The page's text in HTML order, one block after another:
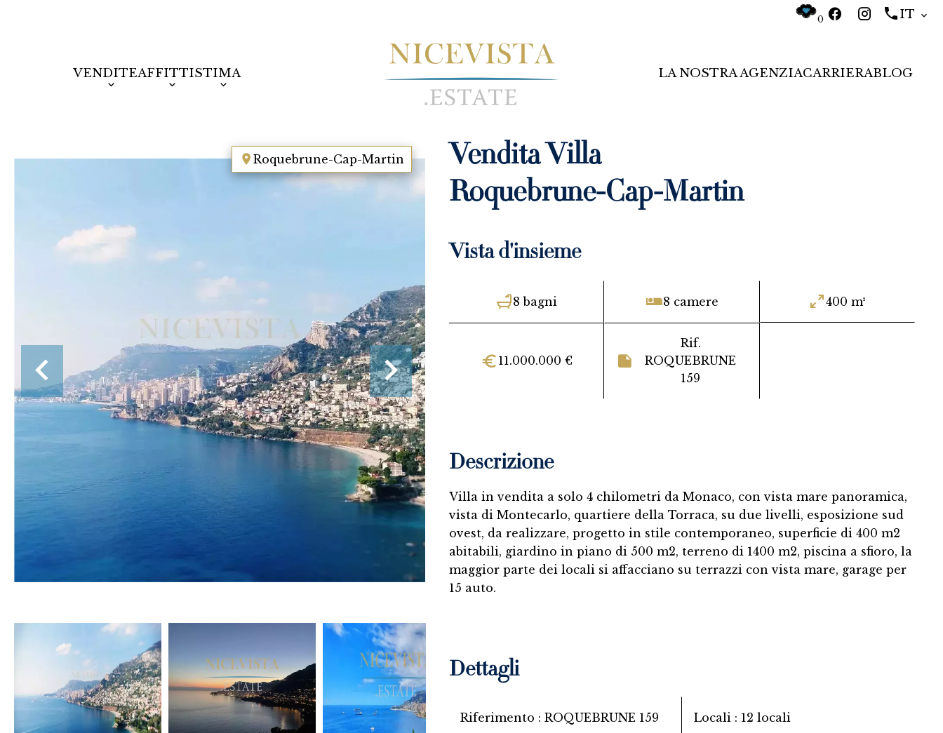
0 IT
VENDITEAFFITTISTIMA LA NOSTRA AGENZIACARRIERABLOG
Roquebrune-Cap-Martin
Vendita Villa
Roquebrune-Cap-Martin
Vista d'insieme
8 bagni 8 camere 400 m²
11.000.000 €
Rif.
ROQUEBRUNE
159
Descrizione
Villa in vendita a solo 4 chilometri da Monaco, con vista mare panoramica,
vista di Montecarlo, quartiere della Torraca, su due livelli, esposizione sud
ovest, da realizzare, progetto in stile contemporaneo, superficie di 400 m2
abitabili, giardino in piano di 500 m2, terreno di 1400 m2, piscina a sfioro, la
maggior parte dei locali si affacciano su terrazzi con vista mare, garage per
15 auto.
Dettagli
Riferimento ROQUEBRUNE 159 Locali 12 locali